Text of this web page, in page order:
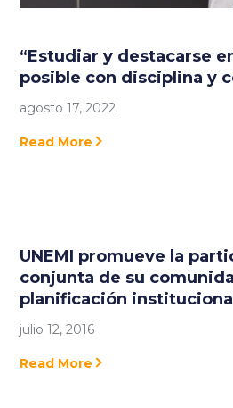
“Estudiar y destacarse
posible con disciplina y
agosto 17, 2022
Read More
UNEMI promueve la
conjunta de su
planificación
julio 12, 2016
Read More